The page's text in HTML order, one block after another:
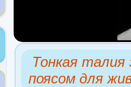
Тонкая
поясом для